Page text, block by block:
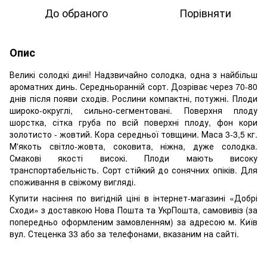
До обраного Порівняти
Опис
Великі солодкі дині! Надзвичайно солодка, одна з найбільш
ароматних динь. Середньоранній сорт. Дозріває через 70-80
днів після появи сходів. Рослини компактні, потужні. Плоди
широко-округлі, сильно-сегментовані. Поверхня плоду
шорстка, сітка груба по всій поверхні плоду, фон кори
золотисто - жовтий. Кора середньої товщини. Маса 3-3,5 кг.
М'якоть світло-жовта, соковита, ніжна, дуже солодка.
Смакові якості високі. Плоди мають високу
транспортабельність. Сорт стійкий до сонячних опіків. Для
споживання в свіжому вигляді.
Купити насіння по вигідній ціні в інтернет-магазині «Добрі
Сходи» з доставкою Нова Пошта та УкрПошта, самовивіз (за
попередньо оформленим замовленням) за адресою м. Київ
вул. Стеценка 33 або за телефонами, вказаним на сайті.